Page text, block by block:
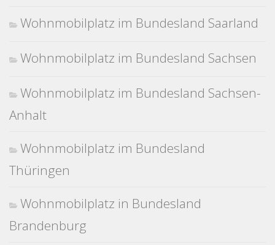
Wohnmobilplatz im Bundesland Saarland
Wohnmobilplatz im Bundesland Sachsen
Wohnmobilplatz im Bundesland Sachsen-
Anhalt
Wohnmobilplatz im Bundesland
Thüringen
Wohnmobilplatz in Bundesland
Brandenburg